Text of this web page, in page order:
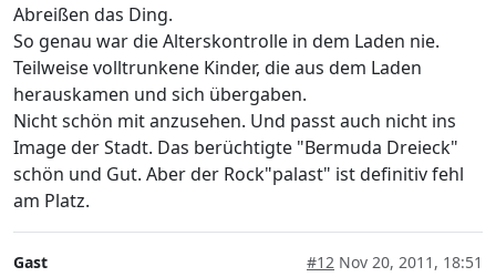
Abreißen das Ding.
So genau war die Alterskontrolle in dem Laden nie.
Teilweise volltrunkene Kinder, die aus dem Laden
herauskamen und sich übergaben.
Nicht schön mit anzusehen. Und passt auch nicht ins
Image der Stadt. Das berüchtigte "Bermuda Dreieck"
schön und Gut. Aber der Rock"palast" ist definitiv fehl
am Platz.
Gast #12 Nov 20, 2011, 18:51